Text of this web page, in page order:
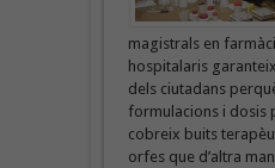
magistrals en
hospitalaris
dels ciutadans
formulacions i dosis
cobreix buits
orfes que d’altra